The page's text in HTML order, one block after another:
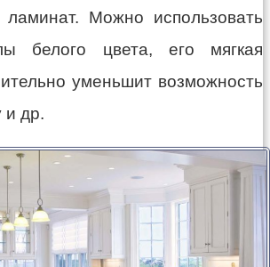
Можно использовать
белого цвета, его мягкая
уменьшит возможность
и др.